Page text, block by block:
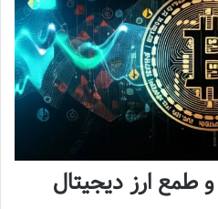
ارز دیجیتال